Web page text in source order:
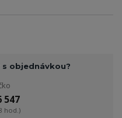
objednávkou?
547
hod.)